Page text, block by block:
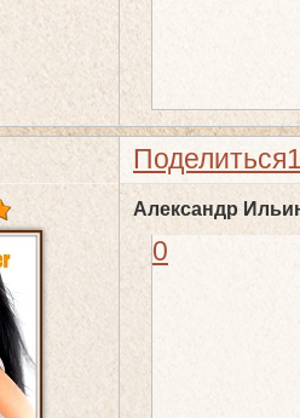
Поделиться
Александр
0